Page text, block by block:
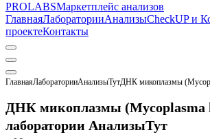
PROLABSМаркетплейс анализов
ГлавнаяЛабораторииАнализыCheckUP и
проектеКонтакты
ГлавнаяЛабораторииАнализыТутДНК микоплазмы
ДНК микоплазмы (Mycoplasma
лаборатории АнализыТут